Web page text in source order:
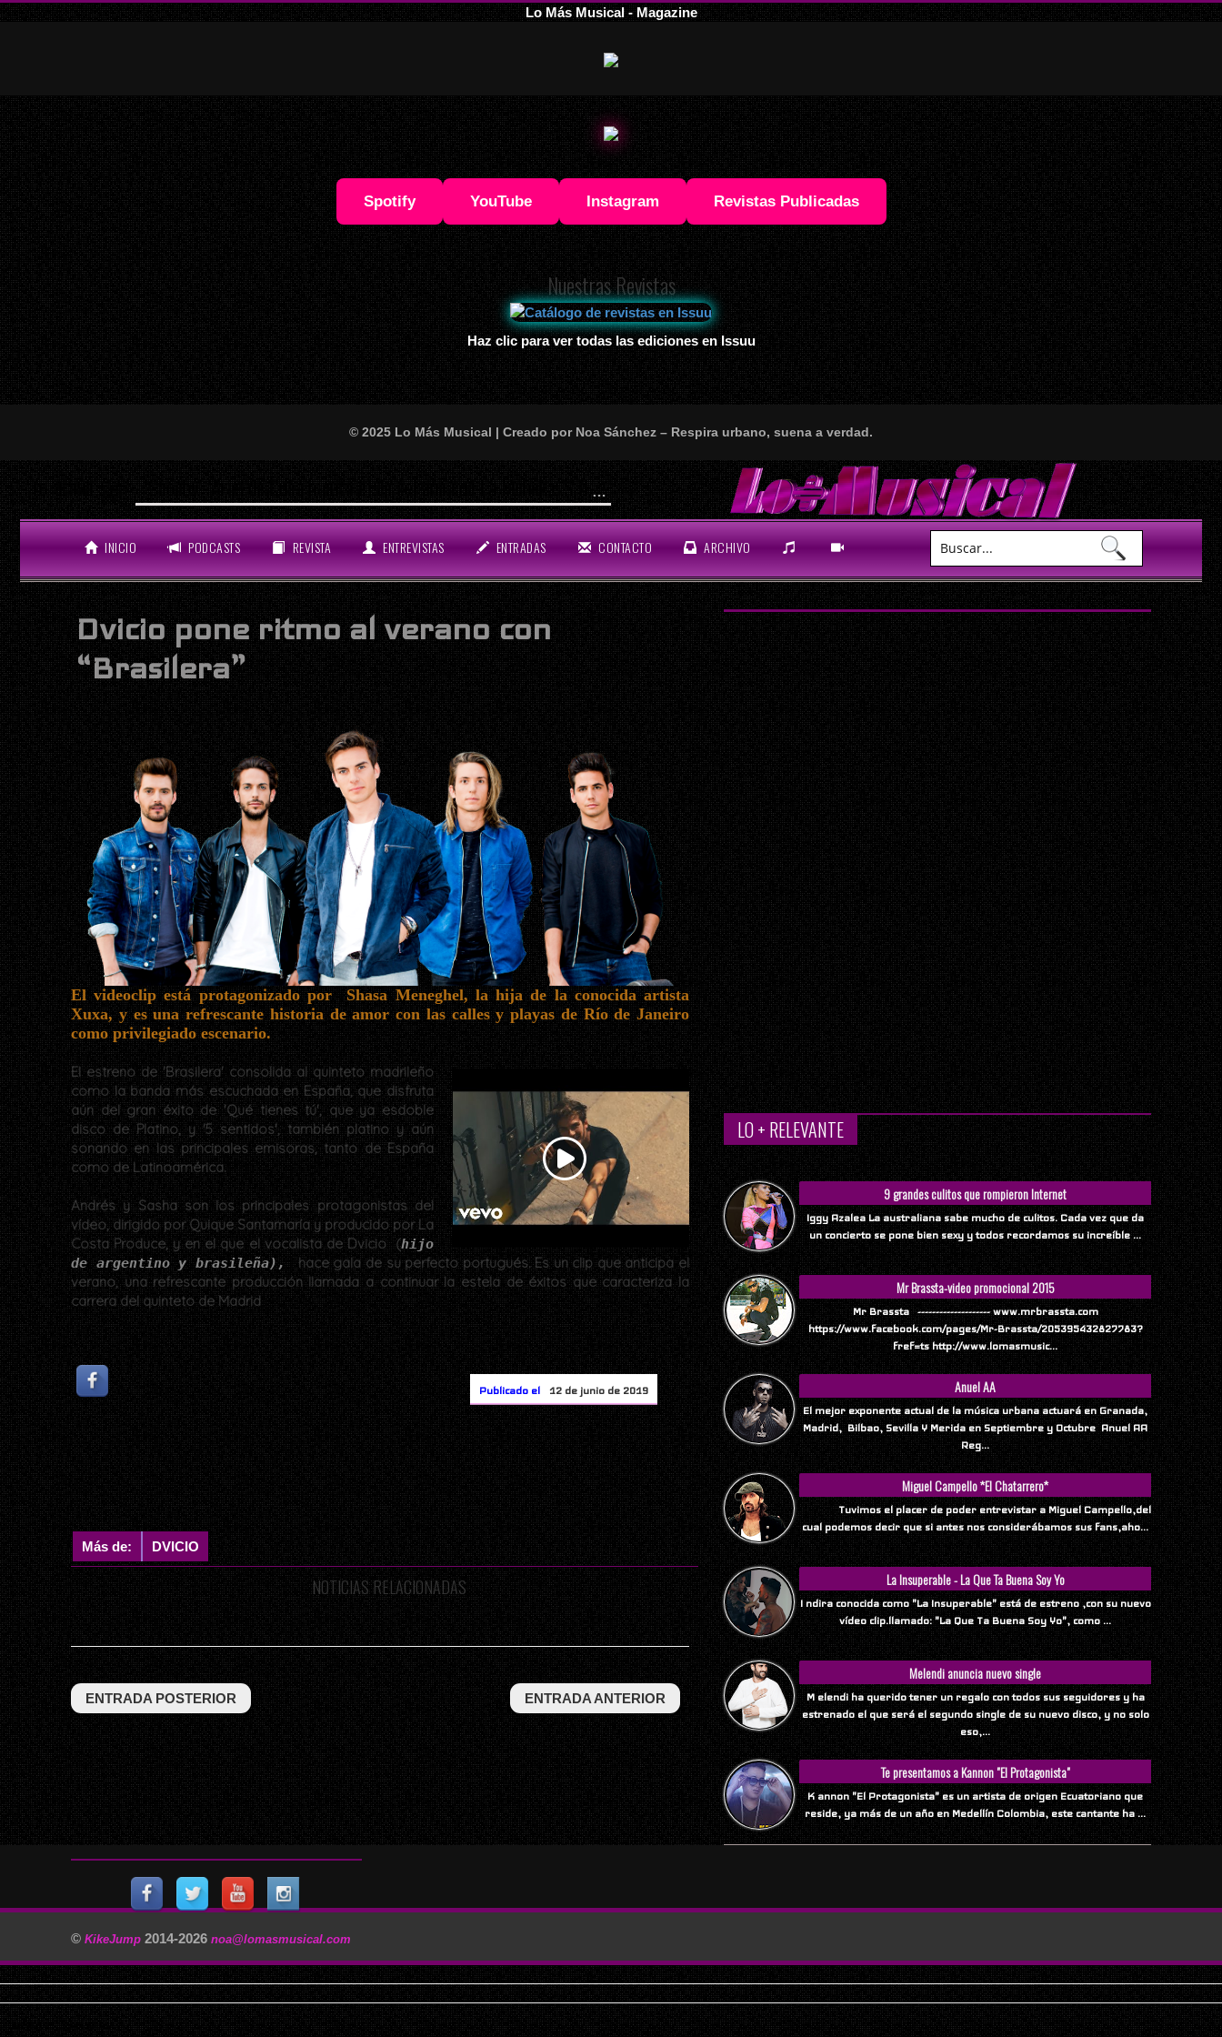
Lo Más Musical - Magazine
Spotify YouTube Instagram Revistas Publicadas
Nuestras Revistas
Haz clic para ver todas las ediciones en Issuu
© 2025 Lo Más Musical | Creado por Noa Sánchez – Respira urbano, suena a verdad.
LO ÚLTIMO ‘Scooby’: Ariel de Cuba monta el lío del año con La Muñeka, S.B.S., Kiko y Fran
INICIO PODCASTS REVISTA ENTREVISTAS ENTRADAS CONTACTO ARCHIVO
Dvicio pone ritmo al verano con
“Brasilera”
El videoclip está protagonizado por Shasa Meneghel, la hija de la conocida artista
Xuxa, y es una refrescante historia de amor con las calles y playas de Río de Janeiro
como privilegiado escenario.
El estreno de 'Brasilera' consolida al quinteto madrileño
como la banda más escuchada en España, que disfruta
aún del gran éxito de 'Qué tienes tú', que ya esdoble
disco de Platino, y '5 sentidos', también platino y aún
sonando en las principales emisoras, tanto de España
como de Latinoamérica.
Andrés y Sasha son los principales protagonistas del
vídeo, dirigido por Quique Santamaría y producido por La
Costa Produce, y en el que el vocalista de Dvicio (hijo
de argentino y brasileña),hace gala de su perfecto portugués. Es un clip que anticipa el
verano, una refrescante producción llamada a continuar la estela de éxitos que caracteriza la
carrera del quinteto de Madrid
Publicado el 12 de junio de 2019
Más de: DVICIO
NOTICIAS RELACIONADAS
ENTRADA POSTERIOR ENTRADA ANTERIOR
LO + RELEVANTE
9 grandes culitos que rompieron Internet
Iggy Azalea La australiana sabe mucho de culitos. Cada vez que da
un concierto se pone bien sexy y todos recordamos su increíble ...
Mr Brassta-video promocional 2015
Mr Brassta -------------------- www.mrbrassta.com
https://www.facebook.com/pages/Mr-Brassta/205395432827783?
fref=ts http://www.lomasmusic...
Anuel AA
El mejor exponente actual de la música urbana actuará en Granada,
Madrid, Bilbao, Sevilla Y Merida en Septiembre y Octubre Anuel AA
Reg...
Miguel Campello *El Chatarrero*
Tuvimos el placer de poder entrevistar a Miguel Campello,del
cual podemos decir que si antes nos considerábamos sus fans,aho...
La Insuperable - La Que Ta Buena Soy Yo
I ndira conocida como "La Insuperable" está de estreno ,con su nuevo
vídeo clip.llamado: "La Que Ta Buena Soy Yo", como ...
Melendi anuncia nuevo single
M elendi ha querido tener un regalo con todos sus seguidores y ha
estrenado el que será el segundo single de su nuevo disco, y no solo
eso,...
Te presentamos a Kannon "El Protagonista"
K annon "El Protagonista" es un artista de origen Ecuatoriano que
reside, ya más de un año en Medellín Colombia, este cantante ha ...
© KikeJump 2014-2026 noa@lomasmusical.com
11/29/2025, 3:40:57 AM